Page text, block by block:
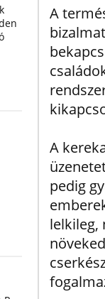
A
A
pedig
lelkileg,